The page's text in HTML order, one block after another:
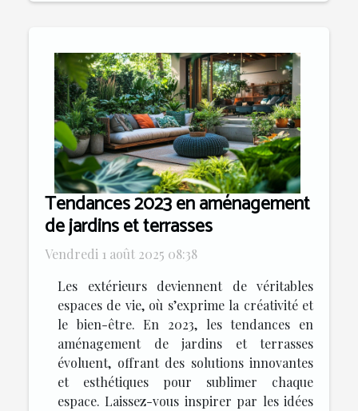
Tendances 2023 en aménagement
de jardins et terrasses
Vendredi 1 août 2025 08:38
Les extérieurs deviennent de véritables
espaces de vie, où s’exprime la créativité et
le bien-être. En 2023, les tendances en
aménagement de jardins et terrasses
évoluent, offrant des solutions innovantes
et esthétiques pour sublimer chaque
espace. Laissez-vous inspirer par les idées